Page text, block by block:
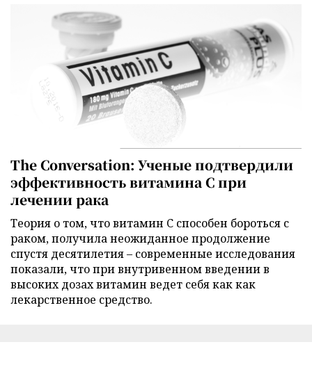
The Conversation: Ученые подтвердили
эффективность витамина C при
лечении рака
Теория о том, что витамин C способен бороться с
раком, получила неожиданное продолжение
спустя десятилетия – современные исследования
показали, что при внутривенном введении в
высоких дозах витамин ведет себя как как
лекарственное средство.